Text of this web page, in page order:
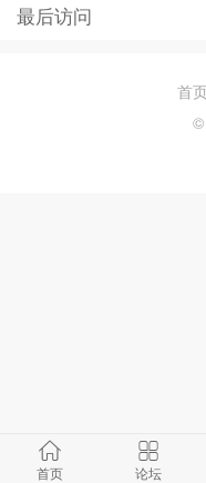
最后访问
首页 论坛
首
©